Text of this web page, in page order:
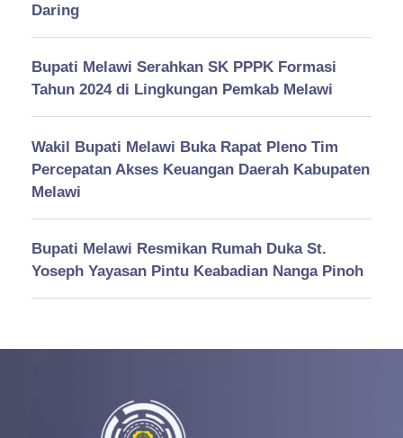
Daring
Bupati Melawi Serahkan SK PPPK Formasi
Tahun 2024 di Lingkungan Pemkab Melawi
Wakil Bupati Melawi Buka Rapat Pleno Tim
Percepatan Akses Keuangan Daerah Kabupaten
Melawi
Bupati Melawi Resmikan Rumah Duka St.
Yoseph Yayasan Pintu Keabadian Nanga Pinoh